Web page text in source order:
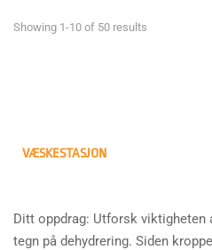
Showing 1-10 of 50 results
VÆSKESTASJON
Ditt oppdrag: Utforsk viktigheten
tegn på dehydrering. Siden